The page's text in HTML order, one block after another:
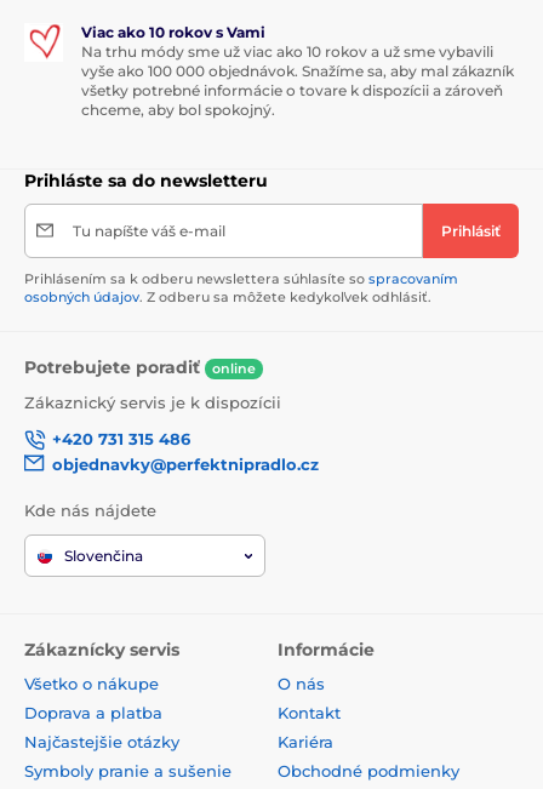
Viac ako 10 rokov s Vami
Na trhu módy sme už viac ako 10 rokov a už sme vybavili
vyše ako 100 000 objednávok. Snažíme sa, aby mal zákazník
všetky potrebné informácie o tovare k dispozícii a zároveň
chceme, aby bol spokojný.
Prihláste sa do newsletteru
Tu napíšte váš e-mail Prihlásiť
Prihlásením sa k odberu newslettera súhlasíte so spracovaním
osobných údajov. Z odberu sa môžete kedykoľvek odhlásiť.
Potrebujete poradiť online
Zákaznický servis je k dispozícii
+420 731 315 486
objednavky@perfektnipradlo.cz
Kde nás nájdete
Slovenčina
Zákaznícky servis
Všetko o nákupe
Doprava a platba
Najčastejšie otázky
Symboly pranie a sušenie
Informácie
O nás
Kontakt
Kariéra
Obchodné podmienky